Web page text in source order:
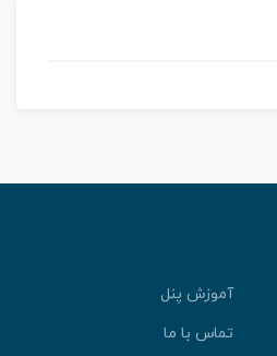
آموزش پنل
تماس با ما